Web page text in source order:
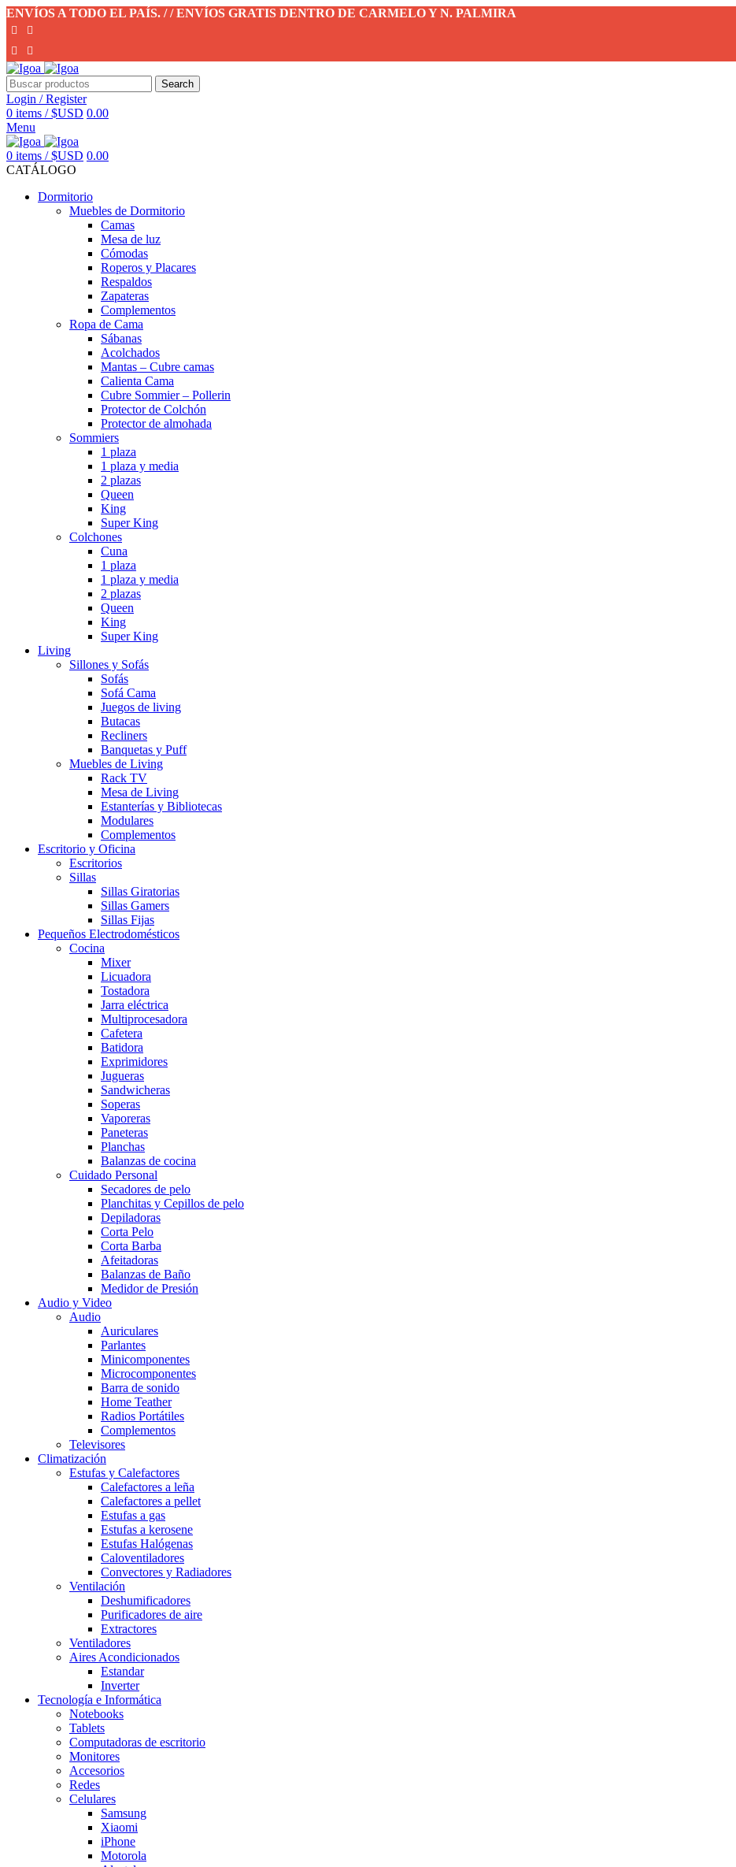
ENVÍOS A TODO EL PAÍS. / / ENVÍOS GRATIS DENTRO DE CARMELO Y N. PALMIRA
Search
Login / Register
0 items / $USD 0.00
Menu
0 items / $USD 0.00
CATÁLOGO
Dormitorio
Muebles de Dormitorio
Camas
Mesa de luz
Cómodas
Roperos y Placares
Respaldos
Zapateras
Complementos
Ropa de Cama
Sábanas
Acolchados
Mantas – Cubre camas
Calienta Cama
Cubre Sommier – Pollerin
Protector de Colchón
Protector de almohada
Sommiers
1 plaza
1 plaza y media
2 plazas
Queen
King
Super King
Colchones
Cuna
1 plaza
1 plaza y media
2 plazas
Queen
King
Super King
Living
Sillones y Sofás
Sofás
Sofá Cama
Juegos de living
Butacas
Recliners
Banquetas y Puff
Muebles de Living
Rack TV
Mesa de Living
Estanterías y Bibliotecas
Modulares
Complementos
Escritorio y Oficina
Escritorios
Sillas
Sillas Giratorias
Sillas Gamers
Sillas Fijas
Pequeños Electrodomésticos
Cocina
Mixer
Licuadora
Tostadora
Jarra eléctrica
Multiprocesadora
Cafetera
Batidora
Exprimidores
Jugueras
Sandwicheras
Soperas
Vaporeras
Paneteras
Planchas
Balanzas de cocina
Cuidado Personal
Secadores de pelo
Planchitas y Cepillos de pelo
Depiladoras
Corta Pelo
Corta Barba
Afeitadoras
Balanzas de Baño
Medidor de Presión
Audio y Video
Audio
Auriculares
Parlantes
Minicomponentes
Microcomponentes
Barra de sonido
Home Teather
Radios Portátiles
Complementos
Televisores
Climatización
Estufas y Calefactores
Calefactores a leña
Calefactores a pellet
Estufas a gas
Estufas a kerosene
Estufas Halógenas
Caloventiladores
Convectores y Radiadores
Ventilación
Deshumificadores
Purificadores de aire
Extractores
Ventiladores
Aires Acondicionados
Estandar
Inverter
Tecnología e Informática
Notebooks
Tablets
Computadoras de escritorio
Monitores
Accesorios
Redes
Celulares
Samsung
Xiaomi
iPhone
Motorola